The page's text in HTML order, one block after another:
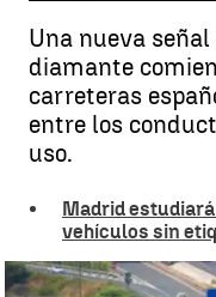
Una nueva
diamante
carreteras
entre los
uso.
Madrid
vehículos sin